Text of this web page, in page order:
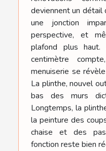
deviennent un détail
une jonction
perspective, et
plafond plus
centimètre
menuiserie se
La plinthe, nouvel
bas des murs
Longtemps, la
la peinture des
chaise et des
fonction reste bien